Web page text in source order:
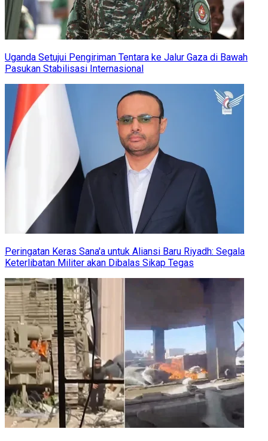
Uganda Setujui Pengiriman Tentara ke Jalur Gaza di Bawah
Pasukan Stabilisasi Internasional
Peringatan Keras Sana'a untuk Aliansi Baru Riyadh: Segala
Keterlibatan Militer akan Dibalas Sikap Tegas